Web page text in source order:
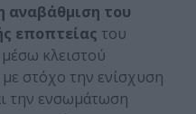
αναβάθμιση του
εποπτείας του
κλειστού
στόχο την ενίσχυση
την ενσωμάτωση